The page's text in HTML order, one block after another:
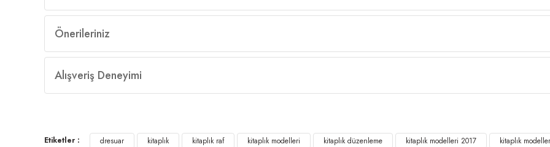
Önerileriniz
Alışveriş Deneyimi
Etiketler : dresuar kitaplık kitaplık raf kitaplık modelleri kitaplık düzenleme kitaplık modelleri 2017 kitaplık